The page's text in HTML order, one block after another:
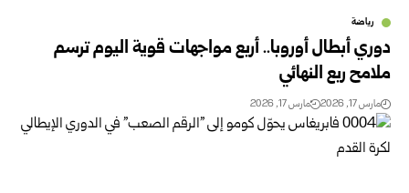
رياضة
دوري أبطال أوروبا.. أربع مواجهات قوية اليوم ترسم
ملامح ربع النهائي
مارس 17, 2026 مارس 17, 2026